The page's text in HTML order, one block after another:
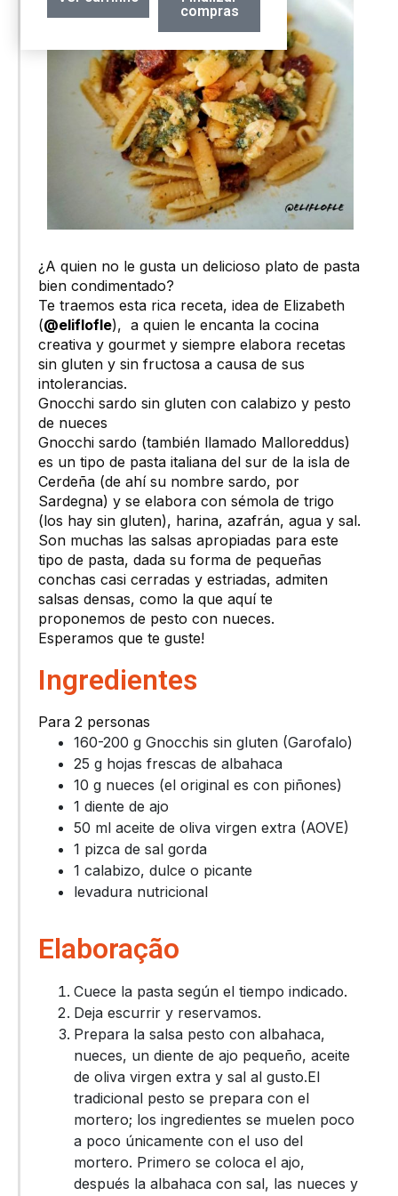
compras
¿A quien no le gusta un delicioso plato de pasta
bien condimentado?
Te traemos esta rica receta, idea de Elizabeth
(@eliflofle), a quien le encanta la cocina
creativa y gourmet y siempre elabora recetas
sin gluten y sin fructosa a causa de sus
intolerancias.
Gnocchi sardo sin gluten con calabizo y pesto
de nueces
Gnocchi sardo (también llamado Malloreddus)
es un tipo de pasta italiana del sur de la isla de
Cerdeña (de ahí su nombre sardo, por
Sardegna) y se elabora con sémola de trigo
(los hay sin gluten), harina, azafrán, agua y sal.
Son muchas las salsas apropiadas para este
tipo de pasta, dada su forma de pequeñas
conchas casi cerradas y estriadas, admiten
salsas densas, como la que aquí te
proponemos de pesto con nueces.
Esperamos que te guste!
Ingredientes
Para 2 personas
160-200 g Gnocchis sin gluten (Garofalo)
25 g hojas frescas de albahaca
10 g nueces (el original es con piñones)
1 diente de ajo
50 ml aceite de oliva virgen extra (AOVE)
1 pizca de sal gorda
1 calabizo, dulce o picante
levadura nutricional
Elaboração
Cuece la pasta según el tiempo indicado.
Deja escurrir y reservamos.
Prepara la salsa pesto con albahaca,
nueces, un diente de ajo pequeño, aceite
de oliva virgen extra y sal al gusto.El
tradicional pesto se prepara con el
mortero; los ingredientes se muelen poco
a poco únicamente con el uso del
mortero. Primero se coloca el ajo,
después la albahaca con sal, las nueces y